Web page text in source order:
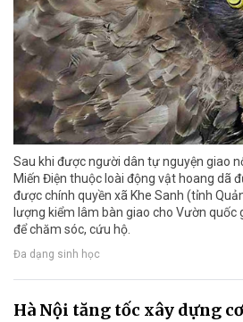
Sau khi được người dân tự nguyện giao
Miến Điện thuộc loài động vật hoang dã
được chính quyền xã Khe Sanh (tỉnh
lượng kiểm lâm bàn giao cho Vườn quốc
để chăm sóc, cứu hộ.
Đa dạng sinh học
Hà Nội tăng tốc xây dựng